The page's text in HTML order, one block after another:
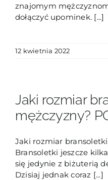
znajomym
dołączyć upominek. [...]
12 kwietnia 2022
Jaki rozmiar
mężczyzny?
Jaki rozmiar
Bransoletki jeszcze
się jedynie z biżuterią
Dzisiaj jednak coraz [...]